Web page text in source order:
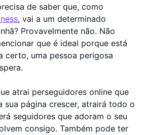
de saber que, como
, vai a um determinado
Provavelmente não. Não
que é ideal porque está
certo, uma pessoa perigosa
atrai perseguidores online que
sua página crescer, atrairá todo o
seguidores que adoram o seu
consigo. Também pode ter